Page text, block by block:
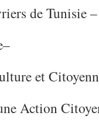
de Tunisie
et
Action